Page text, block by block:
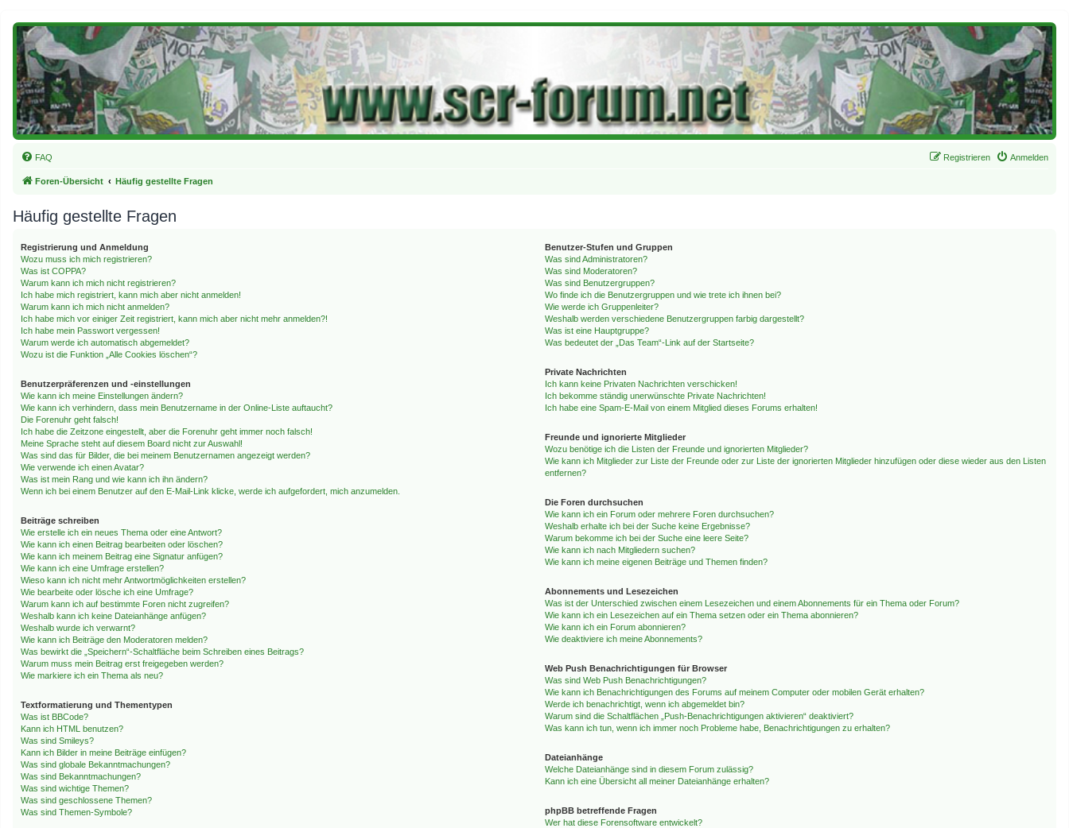
FAQ Anmelden
Registrieren
Foren-Übersicht Häufig gestellte Fragen
Häufig gestellte Fragen
Registrierung und Anmeldung
Wozu muss ich mich registrieren?
Was ist COPPA?
Warum kann ich mich nicht registrieren?
Ich habe mich registriert, kann mich aber nicht anmelden!
Warum kann ich mich nicht anmelden?
Ich habe mich vor einiger Zeit registriert, kann mich aber nicht mehr anmelden?!
Ich habe mein Passwort vergessen!
Warum werde ich automatisch abgemeldet?
Wozu ist die Funktion „Alle Cookies löschen“?
Benutzerpräferenzen und -einstellungen
Wie kann ich meine Einstellungen ändern?
Wie kann ich verhindern, dass mein Benutzername in der Online-Liste auftaucht?
Die Forenuhr geht falsch!
Ich habe die Zeitzone eingestellt, aber die Forenuhr geht immer noch falsch!
Meine Sprache steht auf diesem Board nicht zur Auswahl!
Was sind das für Bilder, die bei meinem Benutzernamen angezeigt werden?
Wie verwende ich einen Avatar?
Was ist mein Rang und wie kann ich ihn ändern?
Wenn ich bei einem Benutzer auf den E-Mail-Link klicke, werde ich aufgefordert, mich anzumelden.
Beiträge schreiben
Wie erstelle ich ein neues Thema oder eine Antwort?
Wie kann ich einen Beitrag bearbeiten oder löschen?
Wie kann ich meinem Beitrag eine Signatur anfügen?
Wie kann ich eine Umfrage erstellen?
Wieso kann ich nicht mehr Antwortmöglichkeiten erstellen?
Wie bearbeite oder lösche ich eine Umfrage?
Warum kann ich auf bestimmte Foren nicht zugreifen?
Weshalb kann ich keine Dateianhänge anfügen?
Weshalb wurde ich verwarnt?
Wie kann ich Beiträge den Moderatoren melden?
Was bewirkt die „Speichern“-Schaltfläche beim Schreiben eines Beitrags?
Warum muss mein Beitrag erst freigegeben werden?
Wie markiere ich ein Thema als neu?
Textformatierung und Thementypen
Was ist BBCode?
Kann ich HTML benutzen?
Was sind Smileys?
Kann ich Bilder in meine Beiträge einfügen?
Was sind globale Bekanntmachungen?
Was sind Bekanntmachungen?
Was sind wichtige Themen?
Was sind geschlossene Themen?
Was sind Themen-Symbole?
Benutzer-Stufen und Gruppen
Was sind Administratoren?
Was sind Moderatoren?
Was sind Benutzergruppen?
Wo finde ich die Benutzergruppen und wie trete ich ihnen bei?
Wie werde ich Gruppenleiter?
Weshalb werden verschiedene Benutzergruppen farbig dargestellt?
Was ist eine Hauptgruppe?
Was bedeutet der „Das Team“-Link auf der Startseite?
Private Nachrichten
Ich kann keine Privaten Nachrichten verschicken!
Ich bekomme ständig unerwünschte Private Nachrichten!
Ich habe eine Spam-E-Mail von einem Mitglied dieses Forums erhalten!
Freunde und ignorierte Mitglieder
Wozu benötige ich die Listen der Freunde und ignorierten Mitglieder?
Wie kann ich Mitglieder zur Liste der Freunde oder zur Liste der ignorierten Mitglieder hinzufügen oder diese wieder aus den Listen
entfernen?
Die Foren durchsuchen
Wie kann ich ein Forum oder mehrere Foren durchsuchen?
Weshalb erhalte ich bei der Suche keine Ergebnisse?
Warum bekomme ich bei der Suche eine leere Seite?
Wie kann ich nach Mitgliedern suchen?
Wie kann ich meine eigenen Beiträge und Themen finden?
Abonnements und Lesezeichen
Was ist der Unterschied zwischen einem Lesezeichen und einem Abonnements für ein Thema oder Forum?
Wie kann ich ein Lesezeichen auf ein Thema setzen oder ein Thema abonnieren?
Wie kann ich ein Forum abonnieren?
Wie deaktiviere ich meine Abonnements?
Web Push Benachrichtigungen für Browser
Was sind Web Push Benachrichtigungen?
Wie kann ich Benachrichtigungen des Forums auf meinem Computer oder mobilen Gerät erhalten?
Werde ich benachrichtigt, wenn ich abgemeldet bin?
Warum sind die Schaltflächen „Push-Benachrichtigungen aktivieren“ deaktiviert?
Was kann ich tun, wenn ich immer noch Probleme habe, Benachrichtigungen zu erhalten?
Dateianhänge
Welche Dateianhänge sind in diesem Forum zulässig?
Kann ich eine Übersicht all meiner Dateianhänge erhalten?
phpBB betreffende Fragen
Wer hat diese Forensoftware entwickelt?